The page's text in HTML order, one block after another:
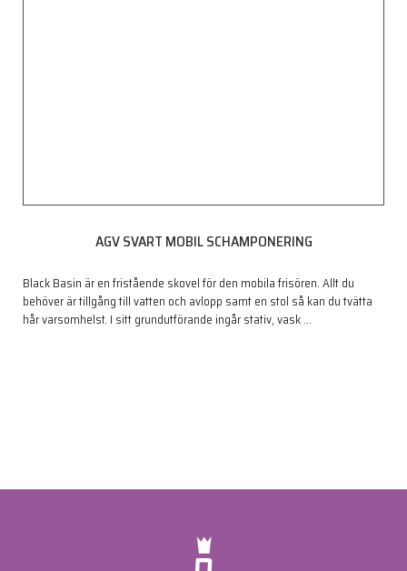
AGV SVART MOBIL SCHAMPONERING
Black Basin är en fristående skovel för den mobila frisören. Allt du
behöver är tillgång till vatten och avlopp samt en stol så kan du tvätta
hår varsomhelst. I sitt grundutförande ingår stativ, vask…